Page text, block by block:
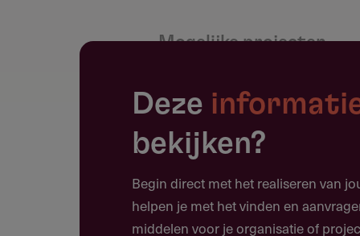
Mogelijke projecten
Stages of mentorschap bij
Ontwikkeling van een eigen
Aanschaf van materialen of
Voorbeelden van
Deze
bekijken?
Begin direct met het realiseren van
helpen je met het vinden en
middelen voor je organisatie of